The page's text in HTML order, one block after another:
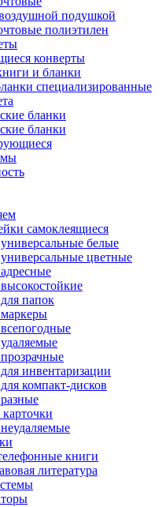
подушкой
полиэтилен
конверты
и бланки
специализированные
бланки
бланки
самоклеящиеся
белые
цветные
папок
инвентаризации
компакт-дисков
книги
литература